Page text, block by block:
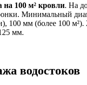
на 100 м² кровли. На
Минимальный
100 мм (более 100
мм.
водостоков